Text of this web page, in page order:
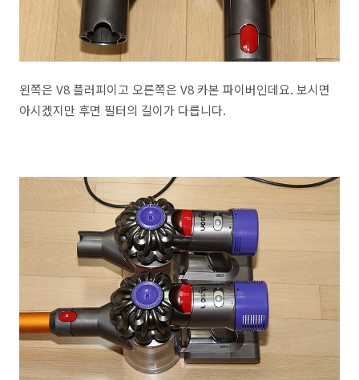
왼쪽은 V8 플러피이고 오른쪽은 V8 카본 파이버인데요. 보시면
아시겠지만 후면 필터의 길이가 다릅니다.